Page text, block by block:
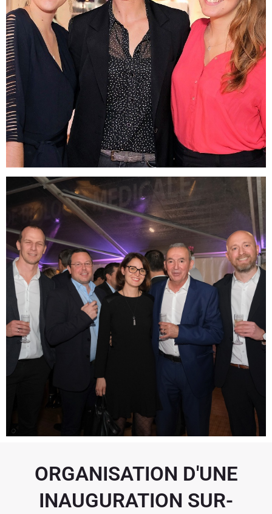
ORGANISATION D'UNE
INAUGURATION SUR-